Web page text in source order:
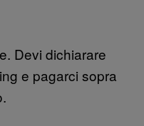
Devi dichiarare
e pagarci sopra